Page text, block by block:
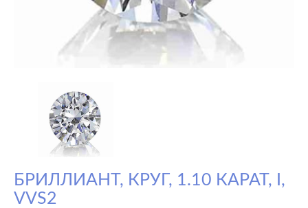
БРИЛЛИАНТ, КРУГ, 1.10 КАРАТ, I,
VVS2